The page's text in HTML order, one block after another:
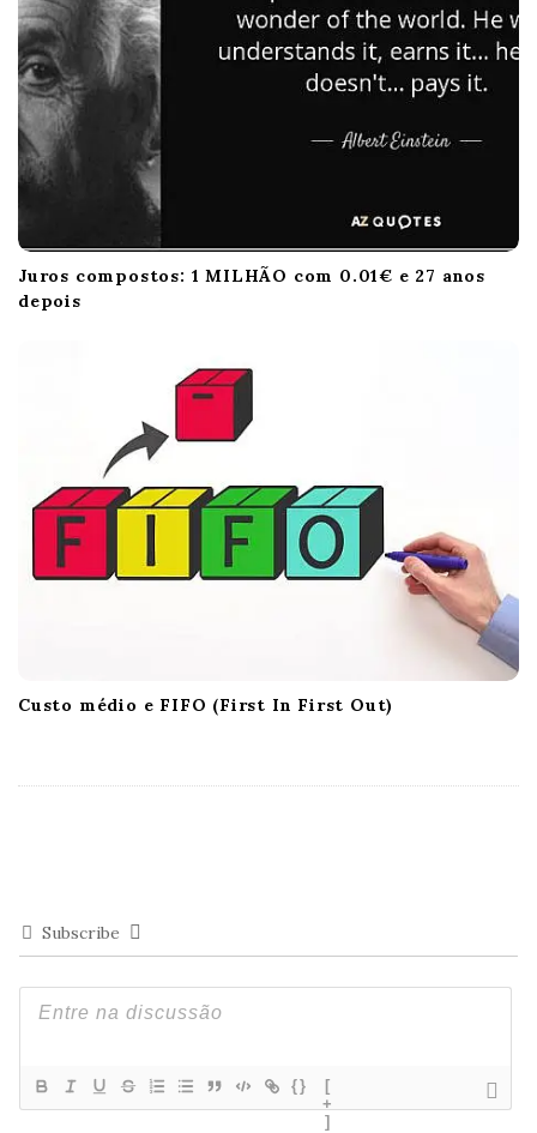
Juros compostos: 1 MILHÃO com 0.01€ e 27 anos
depois
Custo médio e FIFO (First In First Out)
Subscribe
{}
[
+
]